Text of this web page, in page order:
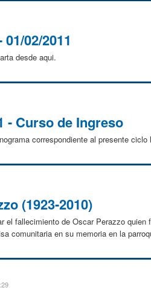
02/2011
desde aqui.
- Curso de Ingreso
correspondiente al presente
(1923-2010)
el fallecimiento de Oscar Perazzo
comunitaria en su memoria en la